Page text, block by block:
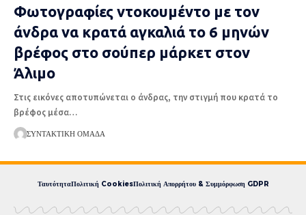
Φωτογραφίες ντοκουμέντο με τον
άνδρα να κρατά αγκαλιά το 6 μηνών
βρέφος στο σούπερ μάρκετ στον
Άλιμο
Στις εικόνες αποτυπώνεται ο άνδρας, την στιγμή που κρατά το
βρέφος μέσα…
ΣΥΝΤΑΚΤΙΚΉ ΟΜΆΔΑ
ΤαυτότηταΠολιτική CookiesΠολιτική Απορρήτου & Συμμόρφωση GDPR